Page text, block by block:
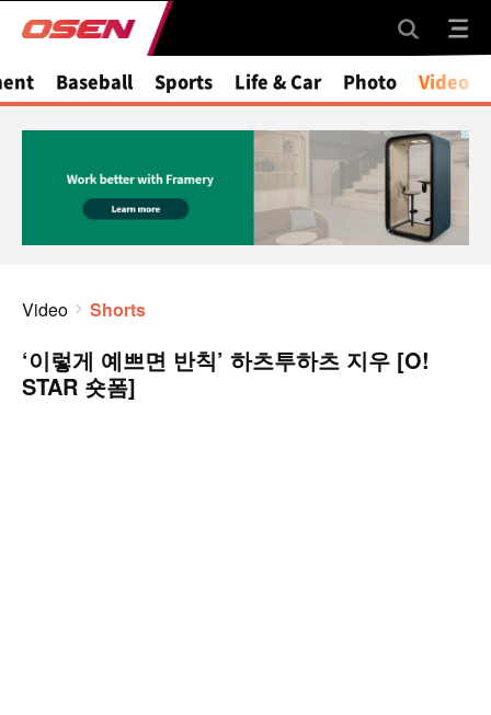
Baseball Sports Life & Car Photo Video
Video Shorts
‘이렇게 예쁘면 반칙’ 하츠투하츠 지우 [O!
STAR 숏폼]